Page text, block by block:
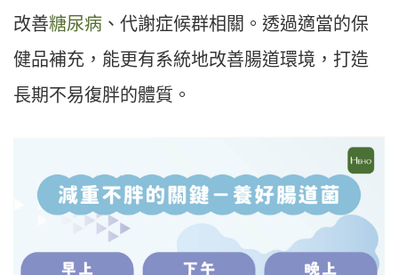
改善糖尿病 、代謝症候群相關。透過適當的保
健品補充，能更有系統地改善腸道環境，打造
長期不易復胖的體質。